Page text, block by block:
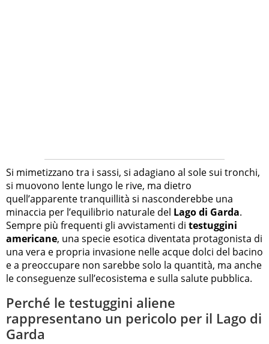
Si mimetizzano tra i sassi, si adagiano al sole sui tronchi,
si muovono lente lungo le rive, ma dietro
quell’apparente tranquillità si nasconderebbe una
minaccia per l’equilibrio naturale del Lago di Garda.
Sempre più frequenti gli avvistamenti di testuggini
americane, una specie esotica diventata protagonista di
una vera e propria invasione nelle acque dolci del bacino
e a preoccupare non sarebbe solo la quantità, ma anche
le conseguenze sull’ecosistema e sulla salute pubblica.
Perché le testuggini aliene
rappresentano un pericolo per il Lago di
Garda